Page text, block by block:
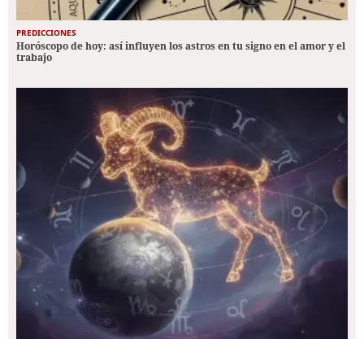
PREDICCIONES
Horóscopo de hoy: así influyen los astros en tu signo en el amor y el
trabajo